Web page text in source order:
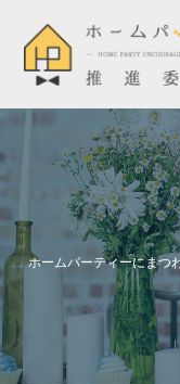
ホームパーティーにまつ